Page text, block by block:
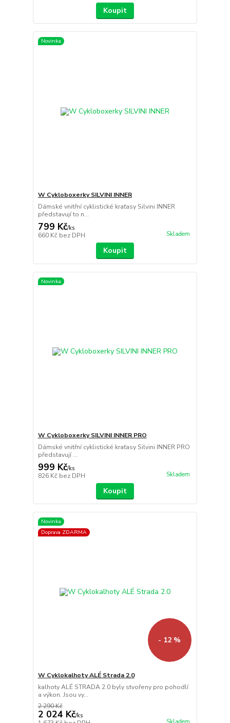
Koupit
Novinka
W Cykloboxerky SILVINI INNER
Dámské vnitřní cyklistické kraťasy Silvini INNER
představují to n...
799 Kč/ks
660 Kč bez DPH Skladem
Koupit
Novinka
W Cykloboxerky SILVINI INNER PRO
Dámské vnitřní cyklistické kraťasy Silvini INNER PRO
představují ...
999 Kč/ks
826 Kč bez DPH Skladem
Koupit
Novinka
Doprava ZDARMA
- 12 %
W Cyklokalhoty ALÉ Strada 2.0
kalhoty ALÉ STRADA 2.0 byly stvořeny pro pohodlí
a výkon. Jsou vy...
2 290 Kč
2 024 Kč/ks